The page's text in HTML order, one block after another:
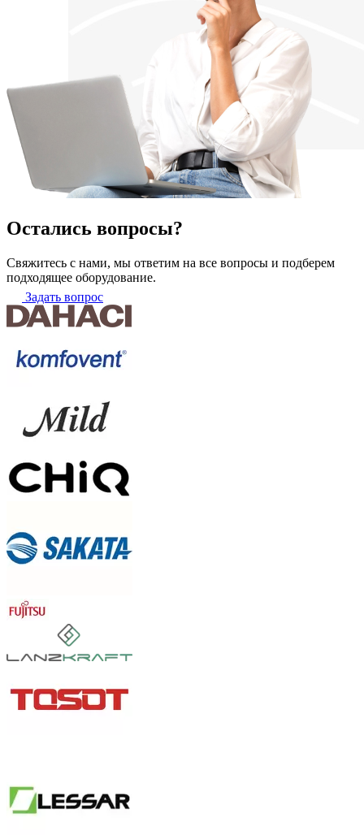
Остались вопросы?
Свяжитесь с нами, мы ответим на все вопросы и подберем
подходящее оборудование.
Задать вопрос